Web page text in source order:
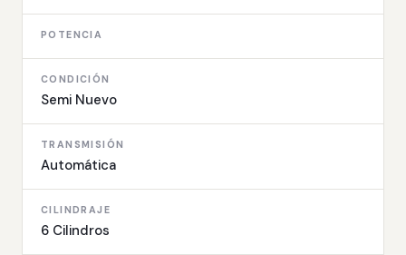
POTENCIA
CONDICIÓN
Semi Nuevo
TRANSMISIÓN
Automática
CILINDRAJE
6 Cilindros